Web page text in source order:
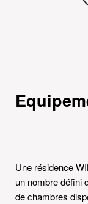
Une résidence
un nombre défini
de chambres